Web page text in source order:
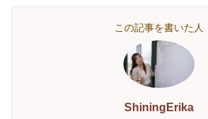
この記事を書いた人
ShiningErika